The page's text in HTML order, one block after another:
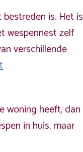
is. Het is
wespennest zelf
verschillende
woning heeft, dan
in huis, maar